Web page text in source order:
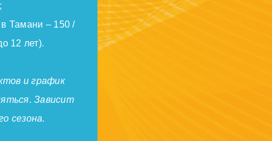
Тамани – 150 /
12 лет).
и график
Зависит
сезона.